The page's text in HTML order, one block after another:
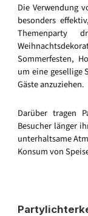
Die Verwendung
besonders
Themenparty
Sommerfesten,
um eine gesellige
Gäste anzuziehen.
Darüber tragen
Besucher länger
unterhaltsame
Konsum von